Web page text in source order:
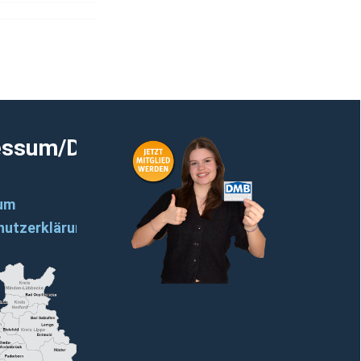
Datenschutz